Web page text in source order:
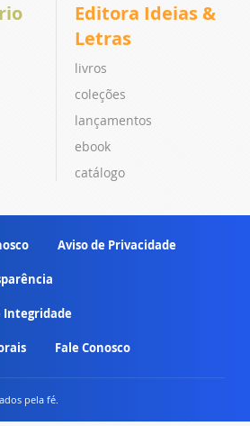
Editora Ideias &
Letras
livros
coleções
lançamentos
ebook
catálogo
Aviso de Privacidade
Integridade
Fale Conosco
pela fé.